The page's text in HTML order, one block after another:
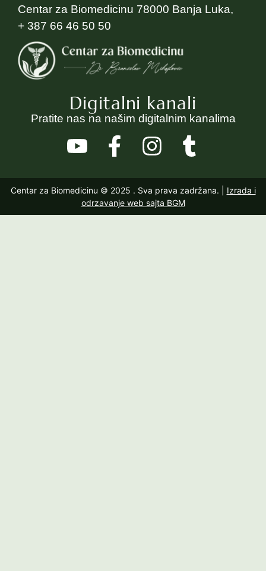
Centar za Biomedicinu 78000 Banja Luka,
+ 387 66 46 50 50
Digitalni kanali
Pratite nas na našim digitalnim kanalima
Centar za Biomedicinu © 2025 . Sva prava zadržana. | Izrada i
odrzavanje web sajta BGM